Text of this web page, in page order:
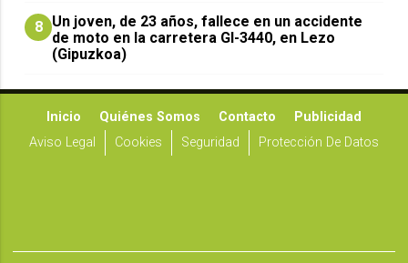
8 Un joven, de 23 años, fallece en un accidente
de moto en la carretera GI-3440, en Lezo
(Gipuzkoa)
Inicio Quiénes Somos Contacto
Publicidad
Aviso Legal
Cookies Seguridad Protección De Datos